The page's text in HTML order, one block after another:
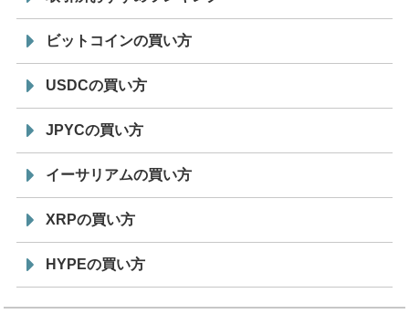
ビットコインの買い方
USDCの買い方
JPYCの買い方
イーサリアムの買い方
XRPの買い方
HYPEの買い方